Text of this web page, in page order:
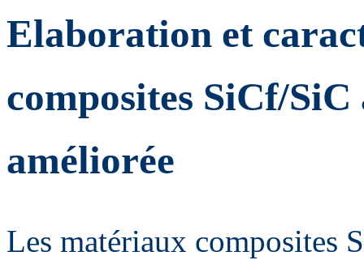
Elaboration et
composites SiCf/
améliorée
Les matériaux composites